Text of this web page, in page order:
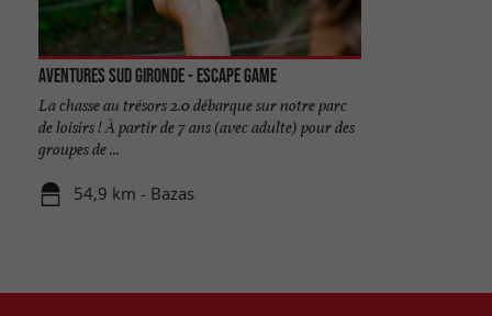
Aventures Sud Gironde - Escape Game
La chasse au trésors 2.0 débarque sur notre parc
de loisirs ! À partir de 7 ans (avec adulte) pour des
groupes de ...
54,9 km - Bazas